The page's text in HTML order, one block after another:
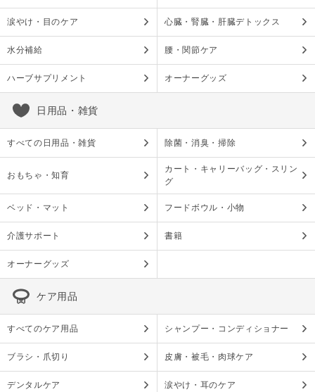
涙やけ・目のケア 心臓・腎臓・肝臓デトックス
水分補給 腰・関節ケア
ハーブサプリメント オーナーグッズ
日用品・雑貨
すべての日用品・雑貨 除菌・消臭・掃除
おもちゃ・知育
カート・キャリーバッグ・スリン
グ
ベッド・マット フードボウル・小物
介護サポート 書籍
オーナーグッズ
ケア用品
すべてのケア用品 シャンプー・コンディショナー
ブラシ・爪切り 皮膚・被毛・肉球ケア
デンタルケア 涙やけ・耳のケア